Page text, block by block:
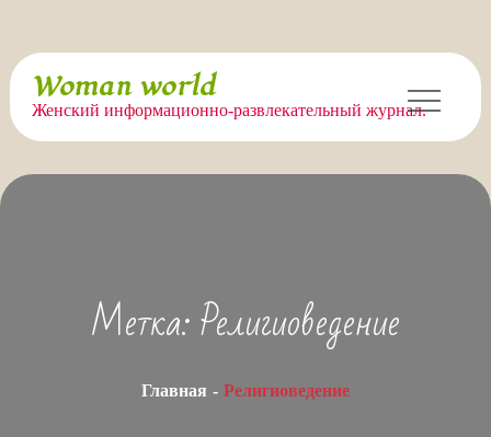
Перейти
содержимому
Woman world
Женский информационно-развлекательный журнал.
Метка:Религиоведение
Главная Религиоведение